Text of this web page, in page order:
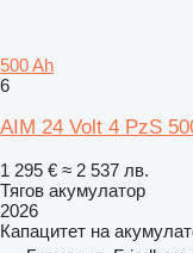
500 Ah
6
AIM 24 Volt 4 PzS
1 295 € ≈ 2 537 лв.
Тягов акумулатор
2026
Капацитет на